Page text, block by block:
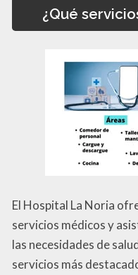
¿Qué
El Hospital La Noria
servicios médicos y
las necesidades de
servicios más